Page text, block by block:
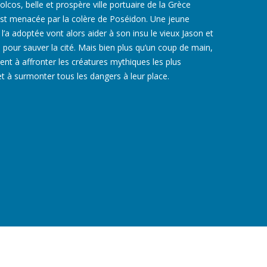
belle et prospère ville portuaire de la Grèce
menacée par la colère de Poséidon. Une jeune
adoptée vont alors aider à son insu le vieux Jason et
sauver la cité. Mais bien plus qu’un coup de main,
à affronter les créatures mythiques les plus
à surmonter tous les dangers à leur place.